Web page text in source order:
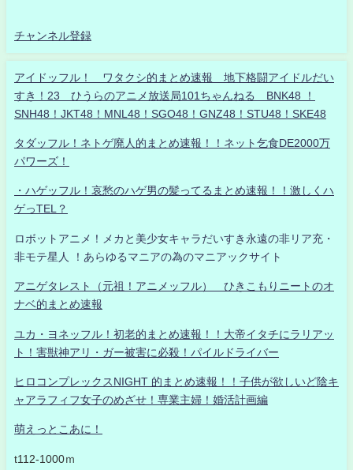
チャンネル登録
アイドッフル！ ワタクシ的まとめ速報 地下格闘アイドルだい
すき！23 ひうらのアニメ放送局101ちゃんねる BNK48 ！
SNH48！JKT48！MNL48！SGO48！GNZ48！STU48！SKE48
タダッフル！ネトゲ廃人的まとめ速報！！ネット乞食DE2000万
パワーズ！
・ハゲッフル！哀愁のハゲ男の髪ってるまとめ速報！！激しくハ
ゲっTEL？
ロボットアニメ！メカと美少女キャラだいすき永遠の非リア充・
非モテ星人 ！あらゆるマニアの為のマニアックサイト
アニゲタレスト（元祖！アニメッフル） ひきこもりニートのオ
ナベ的まとめ速報
ユカ・ヨネッフル！初老的まとめ速報！！大帝イタチにラリアッ
ト！害獣神アリ・ガー被害に必殺！パイルドライバー
ヒロコンプレックスNIGHT 的まとめ速報！！子供が欲しいど陰キ
ャアラフィフ女子のめざせ！専業主婦！婚活計画編
萌えっとこあに！
t112-1000ｍ